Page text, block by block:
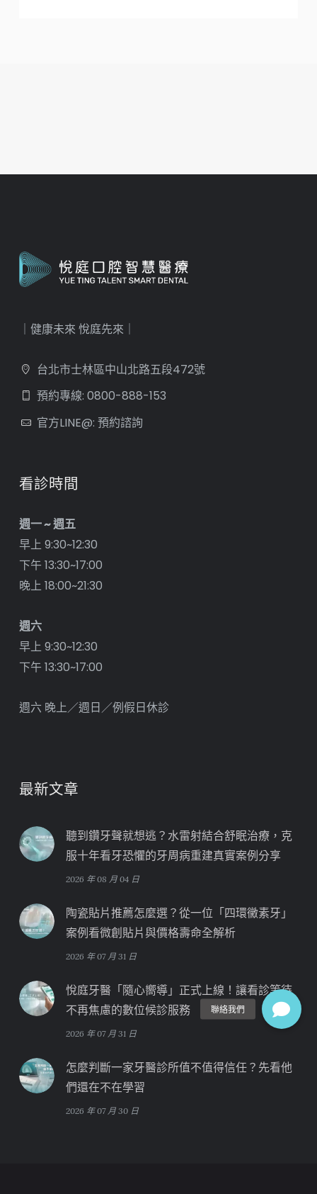
｜健康未來 悅庭先來｜
台北市士林區中山北路五段472號
預約專線: 0800-888-153
官方LINE@: 預約諮詢
看診時間
週一 ~ 週五
早上 9:30~12:30
下午 13:30~17:00
晚上 18:00~21:30
週六
早上 9:30~12:30
下午 13:30~17:00
週六 晚上／週日／例假日休診
最新文章
聽到鑽牙聲就想逃？水雷射結合舒眠治療，克
服十年看牙恐懼的牙周病重建真實案例分享
2026 年 08 月 04 日
陶瓷貼片推薦怎麼選？從一位「四環黴素牙」
案例看微創貼片與價格壽命全解析
2026 年 07 月 31 日
悅庭牙醫「隨心嚮導」正式上線！讓看診等待
不再焦慮的數位候診服務
2026 年 07 月 31 日
怎麼判斷一家牙醫診所值不值得信任？先看他
們還在不在學習
2026 年 07 月 30 日